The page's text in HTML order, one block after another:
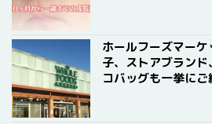
ホールフーズマー
子、ストアブラン
コバッグも一挙にご